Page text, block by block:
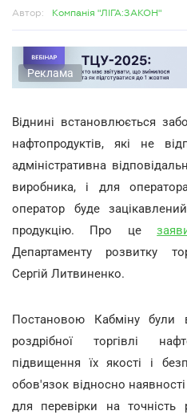
Автор: Компанія "ЛІГА:ЗАКОН"
Реклама
Віднині встановлюється
нафтопродуктів, які не
адміністративна
виробника, і для
оператор буде
продукцію. Про це
Департаменту розвитку
Сергій Литвиненко.
Постановою Кабміну були
роздрібної торгівлі
підвищення їх якості і
обов'язок відносно
для перевірки на